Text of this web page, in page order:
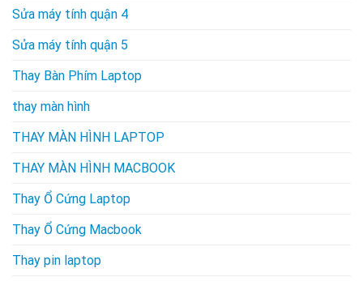
Sửa máy tính quận 4
Sửa máy tính quận 5
Thay Bàn Phím Laptop
thay màn hình
THAY MÀN HÌNH LAPTOP
THAY MÀN HÌNH MACBOOK
Thay Ổ Cứng Laptop
Thay Ổ Cứng Macbook
Thay pin laptop